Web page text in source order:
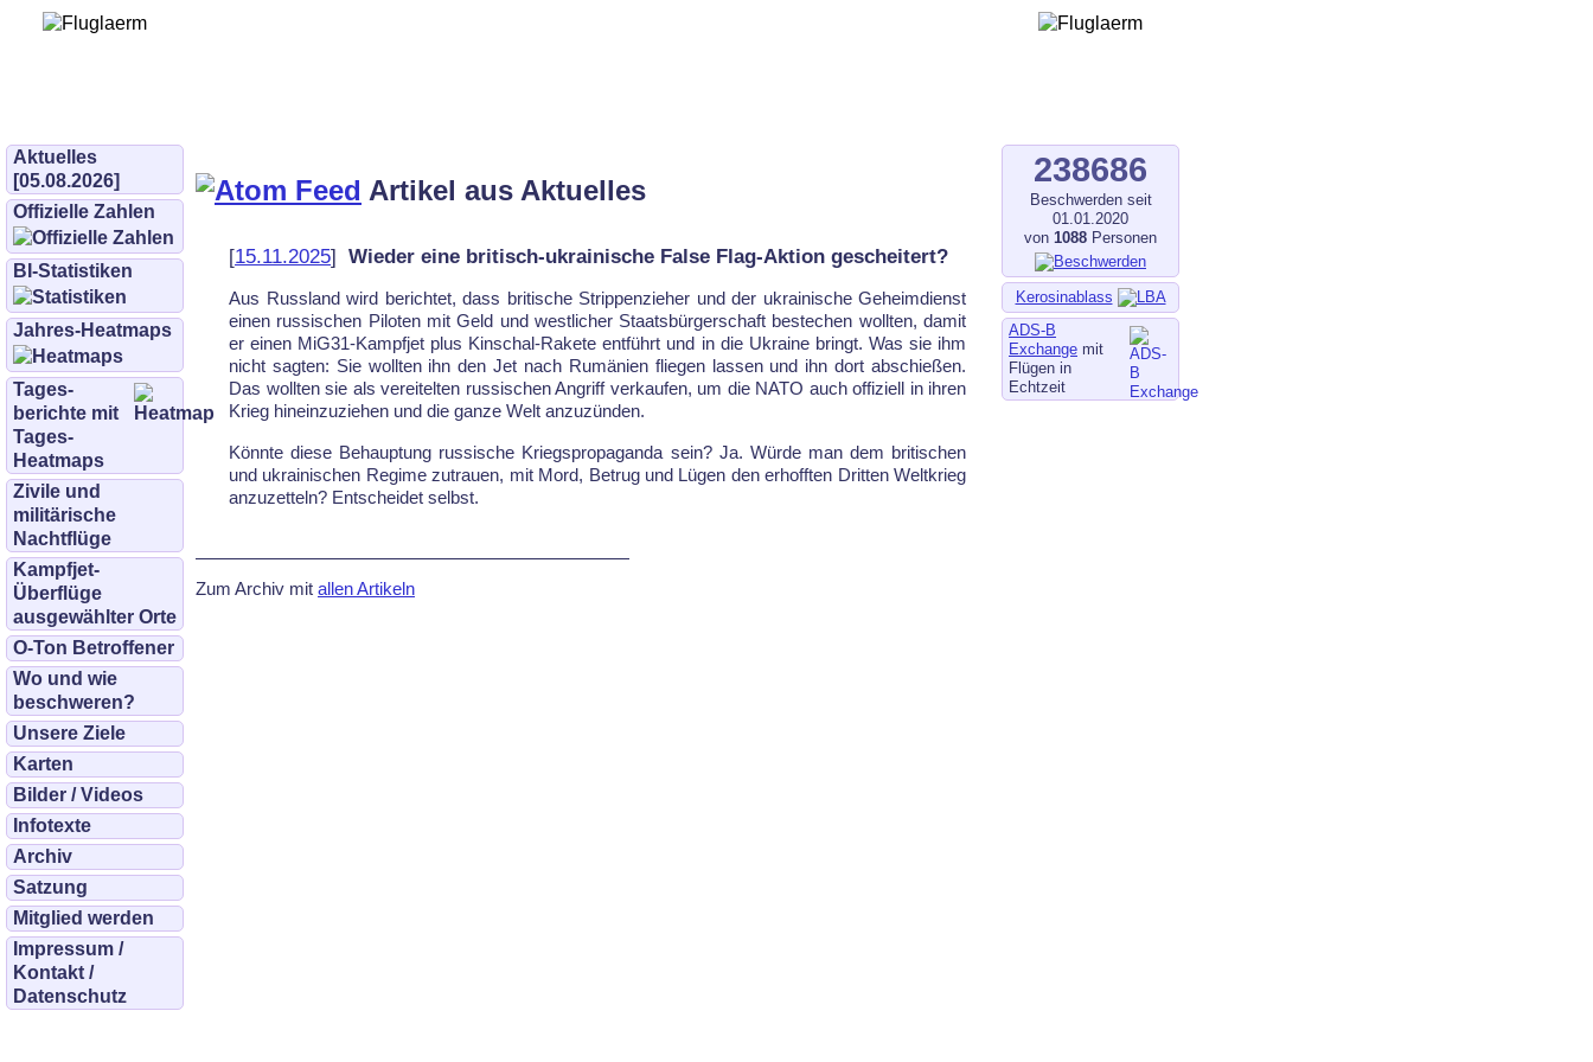
Aktuelles
[05.08.2026]
Offizielle Zahlen
BI-Statistiken
Jahres-Heatmaps
Tages­
berichte mit
Tages-
Heatmaps
Zivile und
militärische
Nachtflüge
Kampfjet-
Überflüge
ausgewählter Orte
O-Ton Betroffener
Wo und wie
beschweren?
Unsere Ziele
Karten
Bilder / Videos
Infotexte
Archiv
Satzung
Mitglied werden
Impressum /
Kontakt /
Datenschutz
Artikel aus Aktuelles
[15.11.2025] Wieder eine britisch-ukrainische False Flag-Aktion gescheitert?
Aus Russ­land wird be­rich­tet, dass bri­ti­sche Strip­pen­zie­her und der ukrai­ni­sche Ge­heim­dienst
einen rus­si­schen Pi­lo­ten mit Geld und west­li­cher Staats­bür­ger­schaft be­ste­chen woll­ten, da­mit
er ei­nen MiG31-Kampf­jet plus Kin­schal-Ra­ke­te ent­führt und in die Ukrai­ne bringt. Was sie ihm
nicht sag­ten: Sie woll­ten ihn den Jet nach Ru­mä­ni­en flie­gen las­sen und ihn dort ab­schie­ßen.
Das woll­ten sie als ver­ei­tel­ten rus­si­schen An­griff ver­kau­fen, um die NA­TO auch of­fi­zi­ell in ih­ren
Krieg hin­ein­zu­zie­hen und die gan­ze Welt an­zu­zün­den.
Könn­te die­se Be­haup­tung rus­si­sche Kriegs­pro­pa­gan­da sein? Ja. Wür­de man dem bri­ti­schen
und uk­rai­ni­schen Re­gime zu­trau­en, mit Mord, Be­trug und Lü­gen den er­hoff­ten Drit­ten Welt­krieg
an­zu­zet­teln? Ent­schei­det selbst.
Zum Archiv mit allen Artikeln
238686
Beschwerden seit
01.01.2020
von 1088 Personen
Kerosinablass
ADS-B
Exchange mit
Flügen in
Echtzeit